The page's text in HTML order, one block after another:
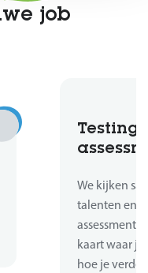
job
Testing
We kijken
talenten en
assessments
kaart waar
hoe je